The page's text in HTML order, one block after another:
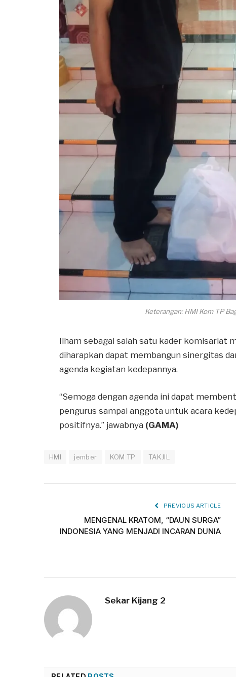
Keterangan: HMI Kom TP
Ilham sebagai salah satu kader komisariat
diharapkan dapat membangun sinergitas
agenda kegiatan kedepannya.
“Semoga dengan agenda ini dapat
pengurus sampai anggota untuk acara
positifnya.” jawabnya (GAMA)
HMI jember KOM TP TAKJIL
PREVIOUS ARTICLE
MENGENAL KRATOM, “DAUN SURGA”
INDONESIA YANG MENJADI INCARAN DUNIA
Sekar Kijang 2